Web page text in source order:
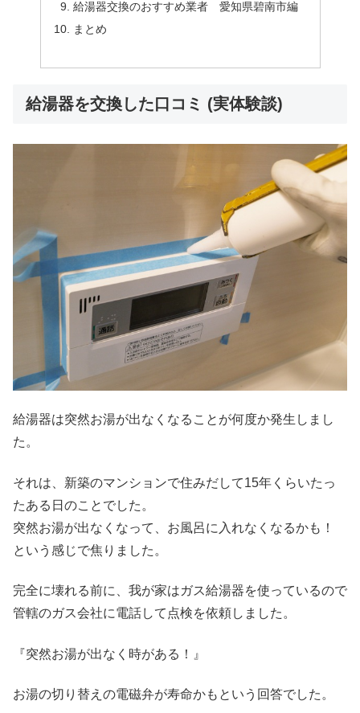
給湯器交換のおすすめ業者 愛知県碧南市編
まとめ
給湯器を交換した口コミ (実体験談)
給湯器は突然お湯が出なくなることが何度か発生しまし
た。
それは、新築のマンションで住みだして15年くらいたっ
たある日のことでした。
突然お湯が出なくなって、お風呂に入れなくなるかも！
という感じで焦りました。
完全に壊れる前に、我が家はガス給湯器を使っているので
管轄のガス会社に電話して点検を依頼しました。
『突然お湯が出なく時がある！』
お湯の切り替えの電磁弁が寿命かもという回答でした。